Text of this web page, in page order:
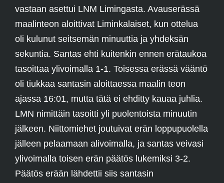
vastaan asettui LNM Limingasta. Avauserässä
maalinteon aloittivat Liminkalaiset, kun ottelua
oli kulunut seitsemän minuuttia ja yhdeksän
sekuntia. Santas ehti kuitenkin ennen erätaukoa
tasoittaa ylivoimalla 1-1. Toisessa erässä vääntö
oli tiukkaa santasin aloittaessa maalin teon
ajassa 16:01, mutta tätä ei ehditty kauaa juhlia.
LMN nimittäin tasoitti yli puolentoista minuutin
jälkeen. Niittomiehet joutuivat erän loppupuolella
jälleen pelaamaan alivoimalla, ja santas veivasi
ylivoimalla toisen erän päätös lukemiksi 3-2.
Päätös erään lähdettii siis santasin